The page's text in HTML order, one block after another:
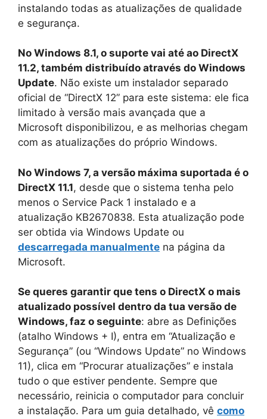
instalando todas as atualizações de qualidade
e segurança.
No Windows 8.1, o suporte vai até ao DirectX
11.2, também distribuído através do Windows
Update. Não existe um instalador separado
oficial de “DirectX 12” para este sistema: ele fica
limitado à versão mais avançada que a
Microsoft disponibilizou, e as melhorias chegam
com as atualizações do próprio Windows.
No Windows 7, a versão máxima suportada é o
DirectX 11.1, desde que o sistema tenha pelo
menos o Service Pack 1 instalado e a
atualização KB2670838. Esta atualização pode
ser obtida via Windows Update ou
descarregada manualmente na página da
Microsoft.
Se queres garantir que tens o DirectX o mais
atualizado possível dentro da tua versão de
Windows, faz o seguinte: abre as Definições
(atalho Windows + I), entra em “Atualização e
Segurança” (ou “Windows Update” no Windows
11), clica em “Procurar atualizações” e instala
tudo o que estiver pendente. Sempre que
necessário, reinicia o computador para concluir
a instalação. Para um guia detalhado, vê como